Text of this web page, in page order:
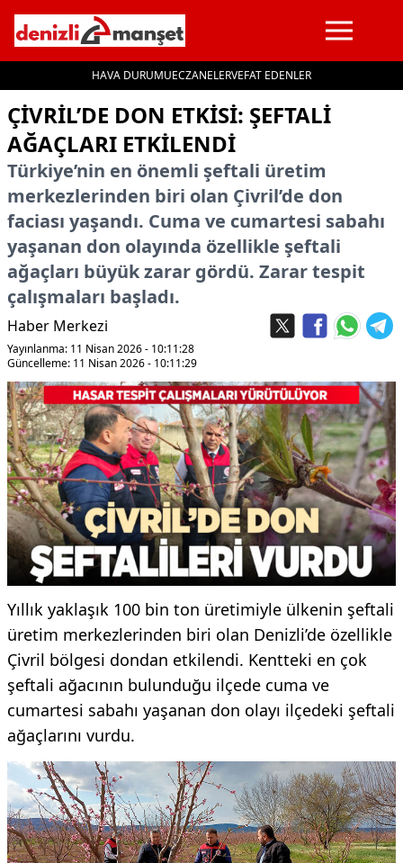
HAVA DURUMUECZANELERVEFAT EDENLER
İçeriğe geç
ÇIVRIL’DE DON ETKISI: ŞEFTALI
AĞAÇLARI ETKILENDI
Türkiye’nin en önemli şeftali üretim
merkezlerinden biri olan Çivril’de don
faciası yaşandı. Cuma ve cumartesi sabahı
yaşanan don olayında özellikle şeftali
ağaçları büyük zarar gördü. Zarar tespit
çalışmaları başladı.
Haber Merkezi
Yayınlanma: 11 Nisan 2026 - 10:11:28
Güncelleme: 11 Nisan 2026 - 10:11:29
Yıllık yaklaşık 100 bin ton üretimiyle ülkenin şeftali
üretim merkezlerinden biri olan Denizli’de özellikle
Çivril bölgesi dondan etkilendi. Kentteki en çok
şeftali ağacının bulunduğu ilçede cuma ve
cumartesi sabahı yaşanan don olayı ilçedeki şeftali
ağaçlarını vurdu.